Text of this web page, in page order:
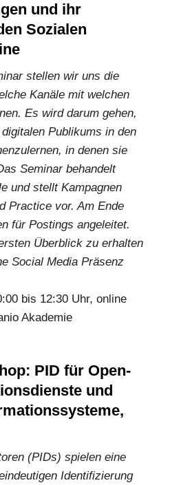
und ihr
Sozialen
stellen wir uns die
Kanäle mit welchen
Es wird darum gehen,
Publikums in den
in denen sie
Seminar behandelt
und stellt Kampagnen
Practice vor. Am Ende
für Postings angeleitet.
Überblick zu erhalten
Social Media Präsenz
bis 12:30 Uhr, online
Akademie
PID für Open-
und
(PIDs) spielen eine
Identifizierung